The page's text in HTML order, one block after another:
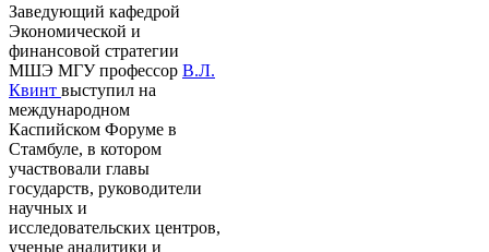
Заведующий кафедрой
Экономической и
финансовой стратегии
МШЭ МГУ профессор В.Л.
Квинт выступил на
международном
Каспийском Форуме в
Стамбуле, в котором
участвовали главы
государств, руководители
научных и
исследовательских центров,
ученые аналитики и